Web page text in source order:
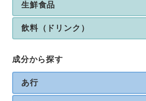
生鮮食品
飲料（ドリンク）
成分から探す
あ行